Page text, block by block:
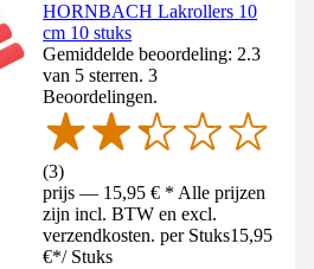
HORNBACH Lakrollers 10
cm 10 stuks
Gemiddelde beoordeling: 2.3
van 5 sterren. 3
Beoordelingen.
(3)
prijs — 15,95 € * Alle prijzen
zijn incl. BTW en excl.
verzendkosten. per Stuks15,95
€*/ Stuks